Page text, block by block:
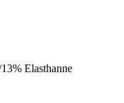
Elasthanne